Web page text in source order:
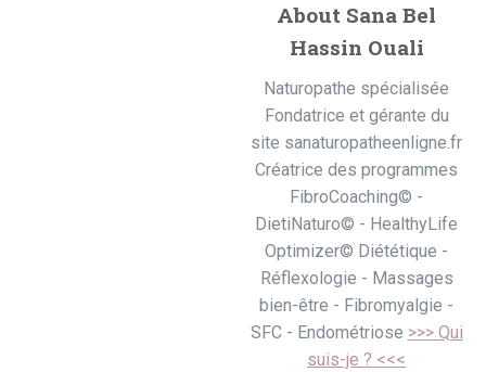
About Sana Bel
Hassin Ouali
Naturopathe spécialisée
Fondatrice et gérante du
site sanaturopatheenligne.fr
Créatrice des programmes
FibroCoaching© -
DietiNaturo© - HealthyLife
Optimizer© Diététique -
Réflexologie - Massages
bien-être - Fibromyalgie -
SFC - Endométriose >>> Qui
suis-je ? <<<